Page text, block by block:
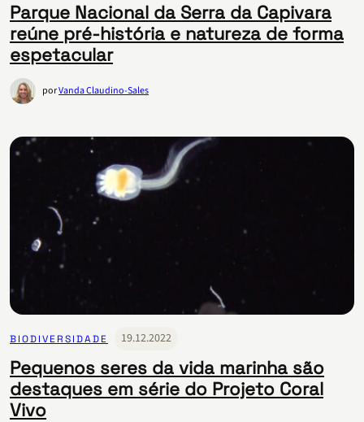
Parque Nacional da Serra da Capivara
reúne pré-história e natureza de forma
espetacular
porVanda Claudino-Sales
BIODIVERSIDADE 19.12.2022
Pequenos seres da vida marinha são
destaques em série do Projeto Coral
Vivo